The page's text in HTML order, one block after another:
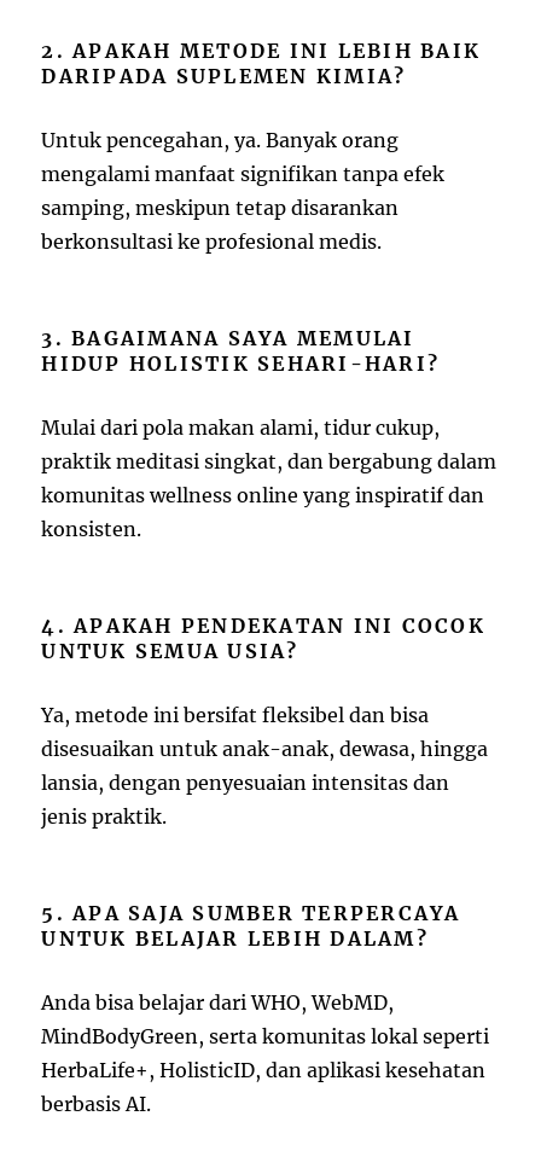
2. APAKAH METODE INI LEBIH BAIK
DARIPADA SUPLEMEN KIMIA?
Untuk pencegahan, ya. Banyak orang
mengalami manfaat signifikan tanpa efek
samping, meskipun tetap disarankan
berkonsultasi ke profesional medis.
3. BAGAIMANA SAYA MEMULAI
HIDUP HOLISTIK SEHARI-HARI?
Mulai dari pola makan alami, tidur cukup,
praktik meditasi singkat, dan bergabung dalam
komunitas wellness online yang inspiratif dan
konsisten.
4. APAKAH PENDEKATAN INI COCOK
UNTUK SEMUA USIA?
Ya, metode ini bersifat fleksibel dan bisa
disesuaikan untuk anak-anak, dewasa, hingga
lansia, dengan penyesuaian intensitas dan
jenis praktik.
5. APA SAJA SUMBER TERPERCAYA
UNTUK BELAJAR LEBIH DALAM?
Anda bisa belajar dari WHO, WebMD,
MindBodyGreen, serta komunitas lokal seperti
HerbaLife+, HolisticID, dan aplikasi kesehatan
berbasis AI.